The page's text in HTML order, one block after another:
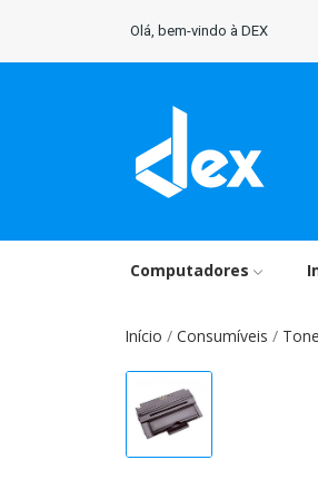
Olá, bem-vindo à DEX
Computadores
Início Consumíveis